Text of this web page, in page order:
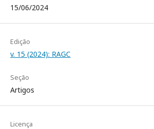
15/06/2024
Edição
v. 15 (2024): RAGC
Seção
Artigos
Licença